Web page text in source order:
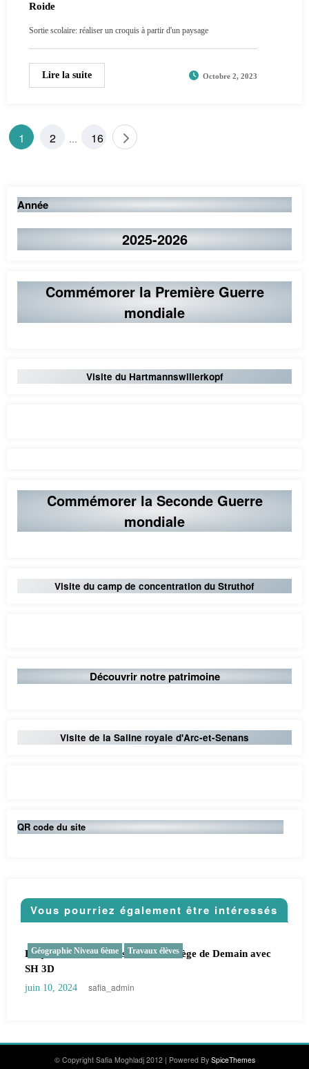
Roide
Sortie scolaire: réaliser un croquis à partir d'un paysage
Lire la suite Octobre 2, 2023
Pagination
1 2 … 16
Année
2025-2026
Commémorer la Première Guerre
mondiale
Visite du Hartmannswillerkopf
Commémorer la Seconde Guerre
mondiale
Visite du camp de concentration du Struthof
Découvrir notre patrimoine
Visite de la Saline royale d'Arc-et-Senans
QR code du site
Vous pourriez également être intéressés
collège de Demain avec CNRD Histoire Niveau 3ème
Une carte lumineuse et sonore de
© Copyright Safia Moghladj 2012 | Powered By SpiceThemes